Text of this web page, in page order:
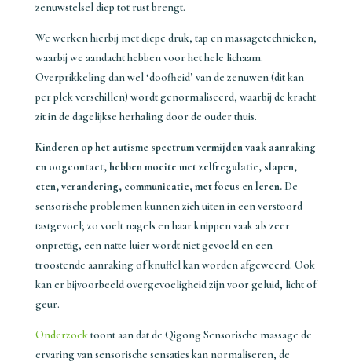
zenuwstelsel diep tot rust brengt.
We werken hierbij met diepe druk, tap en massagetechnieken,
waarbij we aandacht hebben voor het hele lichaam.
Overprikkeling dan wel ‘doofheid’ van de zenuwen (dit kan
per plek verschillen) wordt genormaliseerd, waarbij de kracht
zit in de dagelijkse herhaling door de ouder thuis.
Kinderen op het autisme spectrum vermijden vaak aanraking
en oogcontact, hebben moeite met zelfregulatie, slapen,
eten, verandering, communicatie, met focus en leren. De
sensorische problemen kunnen zich uiten in een verstoord
tastgevoel; zo voelt nagels en haar knippen vaak als zeer
onprettig, een natte luier wordt niet gevoeld en een
troostende aanraking of knuffel kan worden afgeweerd. Ook
kan er bijvoorbeeld overgevoeligheid zijn voor geluid, licht of
geur.
Onderzoektoont aan dat de Qigong Sensorische massage de
ervaring van sensorische sensaties kan normaliseren, de